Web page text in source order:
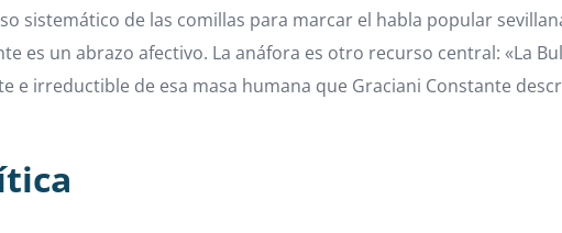
sistemático de las comillas para marcar el habla popular
es un abrazo afectivo. La anáfora es otro recurso central: «La
e irreductible de esa masa humana que Graciani Constante